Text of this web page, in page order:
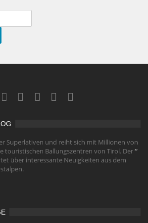
Superlativen und reiht sich mit Millionen von
touristischen Ballungszentren von Tirol. Der“
über interessante Neuigkeiten aus dem